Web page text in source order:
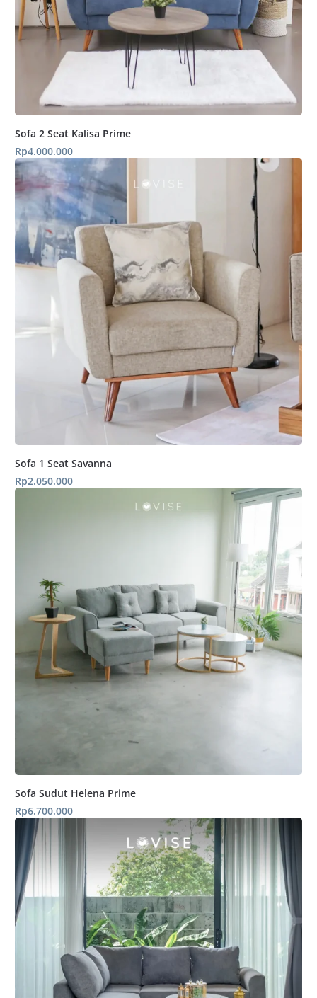
Sofa 2 Seat Kalisa Prime
Rp4.000.000
Sofa 1 Seat Savanna
Rp2.050.000
Sofa Sudut Helena Prime
Rp6.700.000